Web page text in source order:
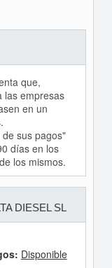
que,
las empresas
en un
sus pagos"
días en los
los mismos.
DIESEL SL
Disponible